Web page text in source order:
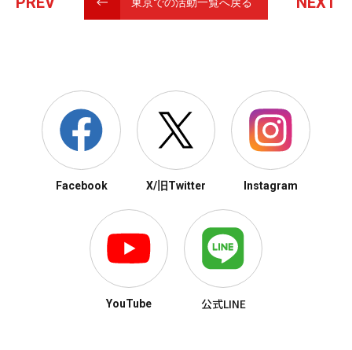
東京での活動一覧へ戻る
Facebook X/旧Twitter Instagram
YouTube 公式LINE